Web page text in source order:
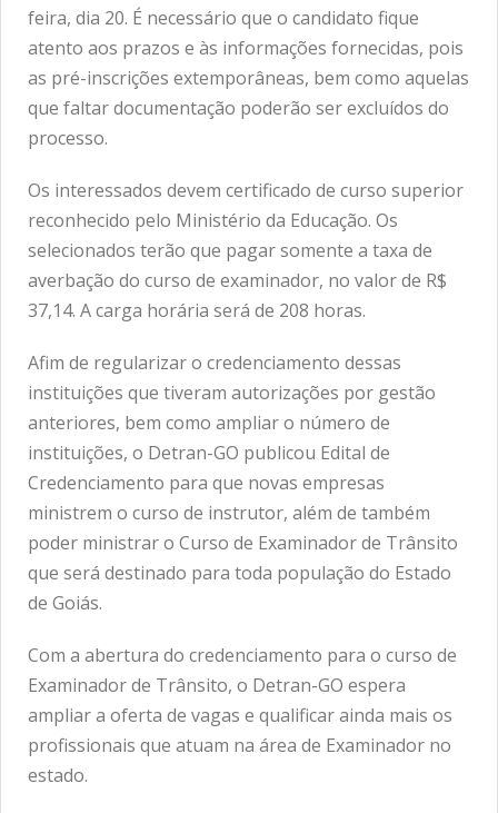
feira, dia 20. É necessário que o candidato fique
atento aos prazos e às informações fornecidas, pois
as pré-inscrições extemporâneas, bem como aquelas
que faltar documentação poderão ser excluídos do
processo.
Os interessados devem certificado de curso superior
reconhecido pelo Ministério da Educação. Os
selecionados terão que pagar somente a taxa de
averbação do curso de examinador, no valor de R$
37,14. A carga horária será de 208 horas.
Afim de regularizar o credenciamento dessas
instituições que tiveram autorizações por gestão
anteriores, bem como ampliar o número de
instituições, o Detran-GO publicou Edital de
Credenciamento para que novas empresas
ministrem o curso de instrutor, além de também
poder ministrar o Curso de Examinador de Trânsito
que será destinado para toda população do Estado
de Goiás.
Com a abertura do credenciamento para o curso de
Examinador de Trânsito, o Detran-GO espera
ampliar a oferta de vagas e qualificar ainda mais os
profissionais que atuam na área de Examinador no
estado.